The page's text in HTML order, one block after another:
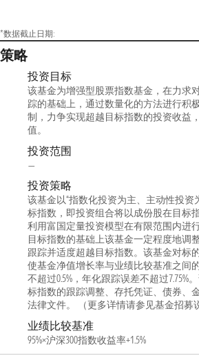
*数据截止日期:
策略
投资目标
该基金为增强型股票指数基金，在力求
踪的基础上，通过数量化的方法进行积
制，力争实现超越目标指数的投资收益
值。
投资范围
—
投资策略
该基金以“指数化投资为主、主动性投资
标指数，即投资组合将以成份股在目标
利用富国定量投资模型在有限范围内进
目标指数的基础上该基金一定程度地调
跟踪并适度超越目标指数。该基金对标
使基金净值增长率与业绩比较基准之间
不超过0.5%，年化跟踪误差不超过7.75%
标指数的跟踪调整、存托凭证、债券、
法律文件。 （更多详情请参见基金招募
业绩比较基准
95%×沪深300指数收益率+1.5%